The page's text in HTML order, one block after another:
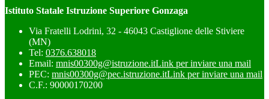
Istituto Statale Istruzione Superiore Gonzaga
Via Fratelli Lodrini, 32 - 46043 Castiglione delle Stiviere
(MN)
Tel: 0376.638018
Email: mnis00300g@istruzione.itLink per inviare una mail
PEC: mnis00300g@pec.istruzione.itLink per inviare una mail
C.F.: 90000170200